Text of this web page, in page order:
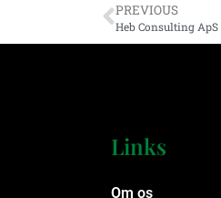
PREVIOUS
Heb Consulting ApS
Links
Om os